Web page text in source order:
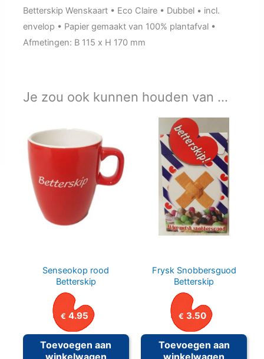
Betterskip Wenskaart • Eco Claire • Dubbel • incl.
envelop • Papier gemaakt van 100% plantafval •
Afmetingen: B 115 x H 170 mm
Je zou ook kunnen houden van …
Senseokop rood
Betterskip
€ 4.95
Toevoegen aan
Frysk Snobbersguod
Betterskip
€ 3.50
Toevoegen aan